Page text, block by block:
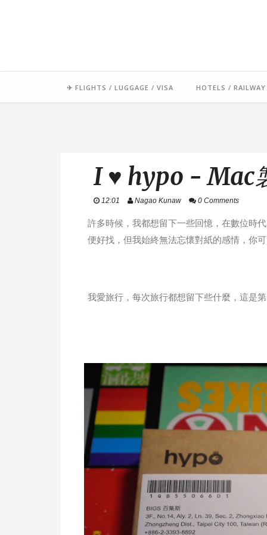
✈ FLIGHTS / LUGGAGE / VISA HOTELS / RAILWAY
I ♥ hypo - Mac
12:01 Nagao Kunaw 0 Comments
許多時候，我都想留下一些回憶，在數位時
便好找，但我始終無法忘懷對紙的感情，你
我愛旅行，每次旅行都想留下些什麼，這是